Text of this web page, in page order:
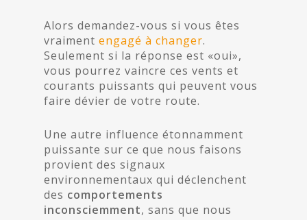
Alors demandez-vous si vous êtes
vraiment engagé à changer.
Seulement si la réponse est «oui»,
vous pourrez vaincre ces vents et
courants puissants qui peuvent vous
faire dévier de votre route.
Une autre influence étonnamment
puissante sur ce que nous faisons
provient des signaux
environnementaux qui déclenchent
des comportements
inconsciemment, sans que nous